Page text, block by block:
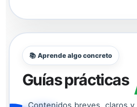
📚 Aprende algo concreto
Guías prácticas
Contenidos breves, claros y